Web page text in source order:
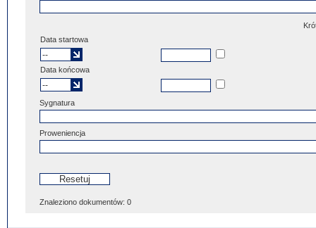
Data startowa
Data końcowa
Sygnatura
Proweniencja
Znaleziono dokumentów: 0